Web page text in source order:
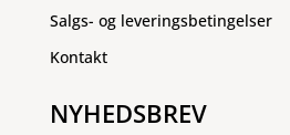
Salgs- og leveringsbetingelser
Kontakt
NYHEDSBREV